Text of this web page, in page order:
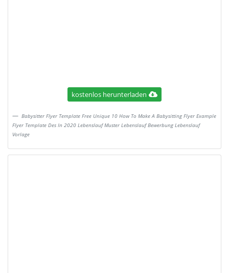
kostenlos herunterladen
Babysitter Flyer Template Free Unique 10 How To Make A Babysitting Flyer Example
Flyer Template Des In 2020 Lebenslauf Muster Lebenslauf Bewerbung Lebenslauf
Vorlage